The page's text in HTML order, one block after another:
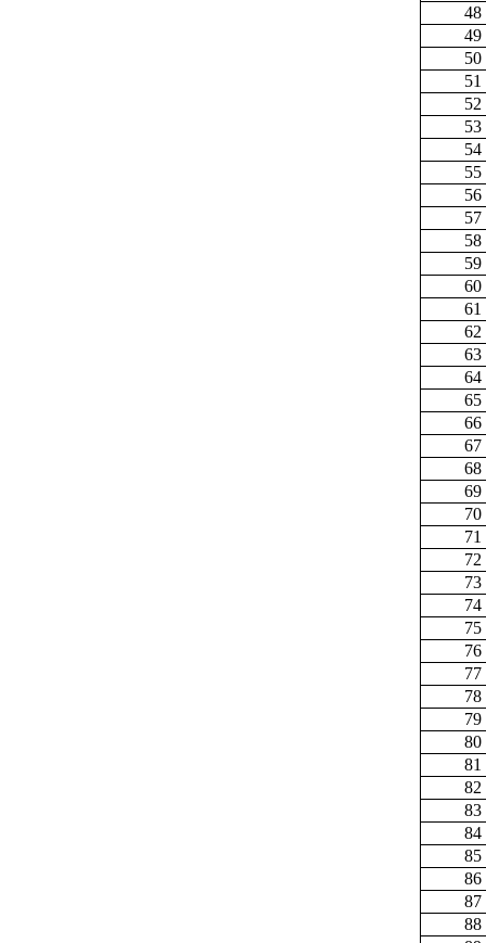
48
49
50
51
52
53
54
55
56
57
58
59
60
61
62
63
64
65
66
67
68
69
70
71
72
73
74
75
76
77
78
79
80
81
82
83
84
85
86
87
88